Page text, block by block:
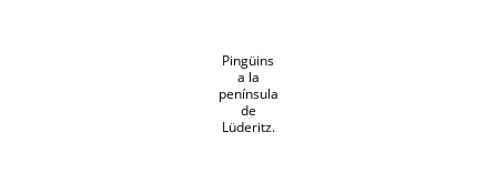
Pingüins
a la
península
de
Lüderitz.